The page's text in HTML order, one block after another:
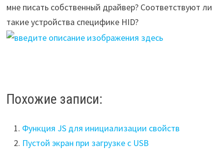
мне писать собственный драйвер? Соответствуют ли
такие устройства специфике HID?
Похожие записи:
Функция JS для инициализации свойств
Пустой экран при загрузке с USB